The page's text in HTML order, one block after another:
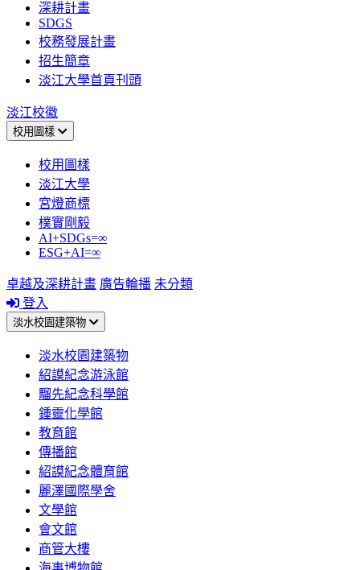
深耕計畫
SDGS
校務發展計畫
招生簡章
淡江大學首頁刊頭
淡江校徽
校用圖樣
校用圖樣
淡江大學
宮燈商標
樸實剛毅
AI+SDGs=∞
ESG+AI=∞
卓越及深耕計畫 廣告輪播 未分類
登入
淡水校園建築物
淡水校園建築物
紹謨紀念游泳館
騮先紀念科學館
鍾靈化學館
教育館
傳播館
紹謨紀念體育館
麗澤國際學舍
文學館
會文館
商管大樓